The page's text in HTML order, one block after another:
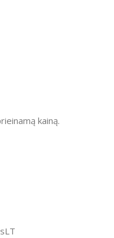
kainą.